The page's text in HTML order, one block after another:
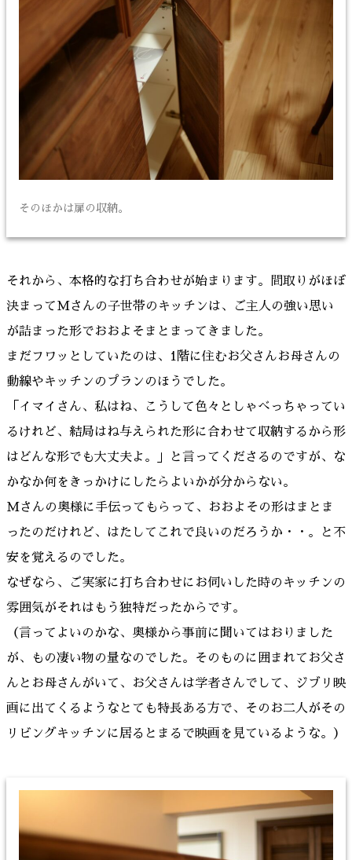
そのほかは扉の収納。
それから、本格的な打ち合わせが始まります。間取りがほぼ
決まってMさんの子世帯のキッチンは、ご主人の強い思い
が詰まった形でおおよそまとまってきました。
まだフワッとしていたのは、1階に住むお父さんお母さんの
動線やキッチンのプランのほうでした。
「イマイさん、私はね、こうして色々としゃべっちゃってい
るけれど、結局はね与えられた形に合わせて収納するから形
はどんな形でも大丈夫よ。」と言ってくださるのですが、な
かなか何をきっかけにしたらよいかが分からない。
Mさんの奥様に手伝ってもらって、おおよその形はまとま
ったのだけれど、はたしてこれで良いのだろうか・・。と不
安を覚えるのでした。
なぜなら、ご実家に打ち合わせにお伺いした時のキッチンの
雰囲気がそれはもう独特だったからです。
（言ってよいのかな、奥様から事前に聞いてはおりました
が、もの凄い物の量なのでした。そのものに囲まれてお父さ
んとお母さんがいて、お父さんは学者さんでして、ジブリ映
画に出てくるようなとても特長ある方で、そのお二人がその
リビングキッチンに居るとまるで映画を見ているような。）